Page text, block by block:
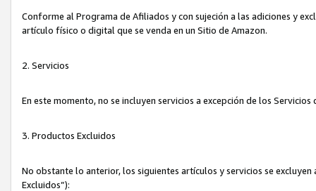
Conforme al Programa de Afiliados y con sujeción a las adiciones y
artículo físico o digital que se venda en un Sitio de Amazon.
2. Servicios
En este momento, no se incluyen servicios a excepción de los
3. Productos Excluidos
No obstante lo anterior, los siguientes artículos y servicios se
Excluidos”):